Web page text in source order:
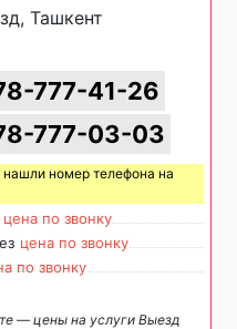
Ташкент
777-41-26
777-03-03
нашли номер телефона на
цена по звонку
цена по звонку
по звонку
— цены на услуги Выезд